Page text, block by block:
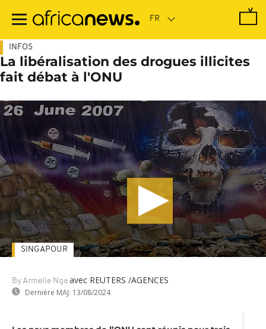
contenu
INFOS
La libéralisation des drogues illicites
fait débat à l'ONU
By Armelle Nga avec REUTERS /AGENCES
Dernière MAJ: 13/08/2024
SINGAPOUR